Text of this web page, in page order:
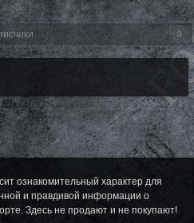
0
ознакомительный характер для
и правдивой информации о
Здесь не продают и не покупают!